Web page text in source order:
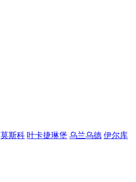
莫斯科 叶卡捷琳堡 乌兰乌德 伊尔库